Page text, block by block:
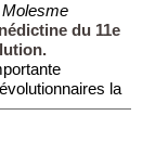
du 11e
la